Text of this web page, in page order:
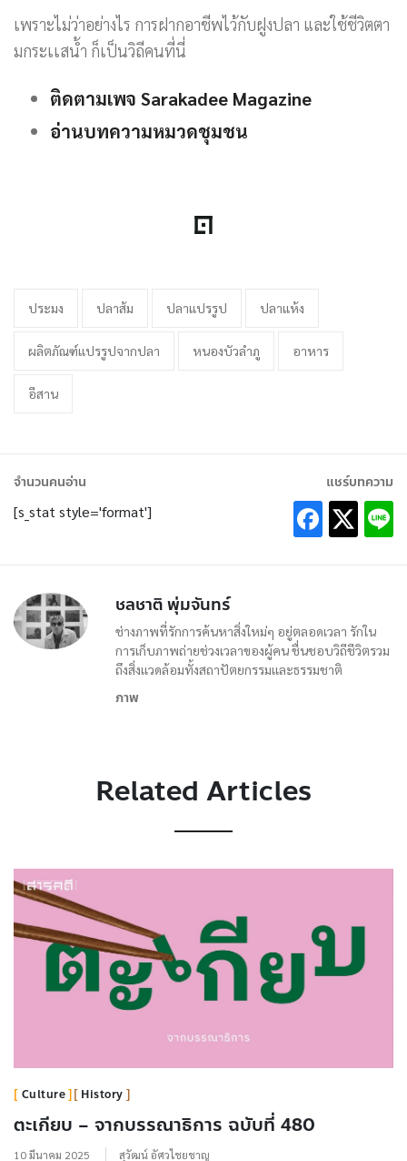
เพราะไม่ว่าอย่างไร การฝากอาชีพไว้กับฝูงปลา และใช้ชีวิตตา
มกระเเสน้ำ ก็เป็นวิถีคนที่นี่
ติดตามเพจ Sarakadee Magazine
อ่านบทความหมวดชุมชน
ประมง ปลาส้ม ปลาแปรรูป ปลาแห้ง
ผลิตภัณฑ์แปรรูปจากปลา หนองบัวลำภู อาหาร
อีสาน
จำนวนคนอ่าน
[s_stat style='format']
แชร์บทความ
ชลชาติ พุ่มจันทร์
ช่างภาพที่รักการค้นหาสิ่งใหม่ๆ อยู่ตลอดเวลา รักใน
การเก็บภาพถ่ายช่วงเวลาของผู้คน ชื่นชอบวิถีชีวิตรวม
ถึงสิ่งเเวดล้อมทั้งสถาปัตยกรรมเเละธรรมชาติ
ภาพ
Related Articles
Culture History
ตะเกียบ – จากบรรณาธิการ ฉบับที่ 480
10 มีนาคม 2025 สุวัฒน์ อัศวไชยชาญ